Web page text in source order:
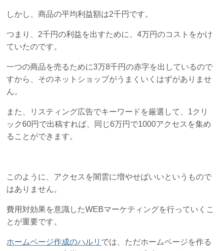
しかし、商品の平均利益額は2千円です。
つまり、2千円の利益を出すために、4万円のコストをかけ
ていたのです。
一つの商品を売るために3万8千円の赤字を出しているので
すから、そのネットショップがうまくいくはずがありませ
ん。
また、リスティング広告でキーワードを厳選して、1クリ
ック60円で出稿すれば、同じ6万円で1000アクセスを集め
ることができます。
このように、アクセスを闇雲に増やせばいいというもので
はありません。
費用対効果を意識したWEBマーケティングを行っていくこ
とが重要です。
ホームページ作成のハルリ では、ただホームページを作る